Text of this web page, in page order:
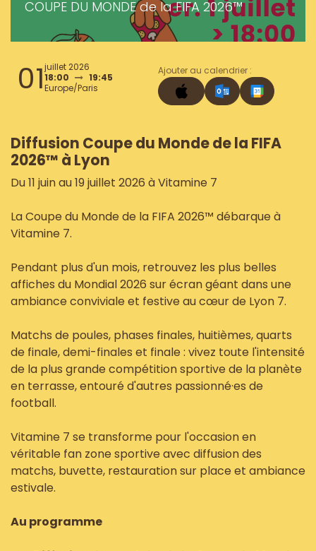
COUPE DU MONDE de la FIFA 2026™
01juillet 2026
18:00
19:45
Europe/Paris
Ajouter au calendrier :
Diffusion Coupe du Monde de la FIFA
2026™ à Lyon
Du 11 juin au 19 juillet 2026 à Vitamine 7
La Coupe du Monde de la FIFA 2026™ débarque à
Vitamine 7.
Pendant plus d'un mois, retrouvez les plus belles
affiches du Mondial 2026 sur écran géant dans une
ambiance conviviale et festive au cœur de Lyon 7.
Matchs de poules, phases finales, huitièmes, quarts
de finale, demi-finales et finale : vivez toute l'intensité
de la plus grande compétition sportive de la planète
en terrasse, entouré d'autres passionné·es de
football.
Vitamine 7 se transforme pour l'occasion en
véritable fan zone sportive avec diffusion des
matchs, buvette, restauration sur place et ambiance
estivale.
Au programme